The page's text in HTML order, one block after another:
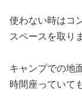
使わない時はコ
スペースを取り
キャンプでの地
時間座っていて